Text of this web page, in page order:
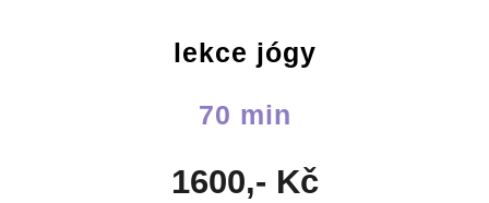
lekce jógy
70 min
1600,- Kč